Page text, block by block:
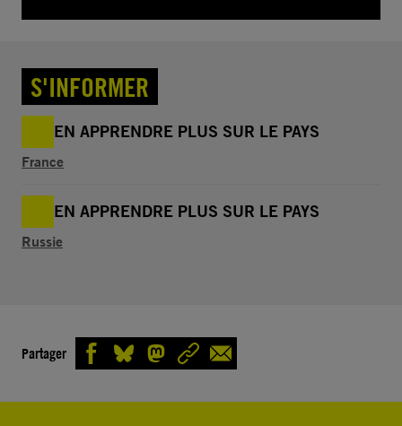
S'INFORMER
EN APPRENDRE PLUS SUR LE PAYS
France
EN APPRENDRE PLUS SUR LE PAYS
Russie
Partager